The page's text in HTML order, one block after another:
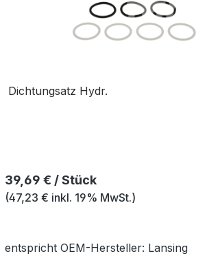
Dichtungsatz Hydr.
Regulärer Preis:
39,69 € / Stück
(47,23 € inkl. 19% MwSt.)
entspricht OEM-Hersteller: Lansing